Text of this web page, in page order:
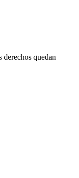
derechos quedan